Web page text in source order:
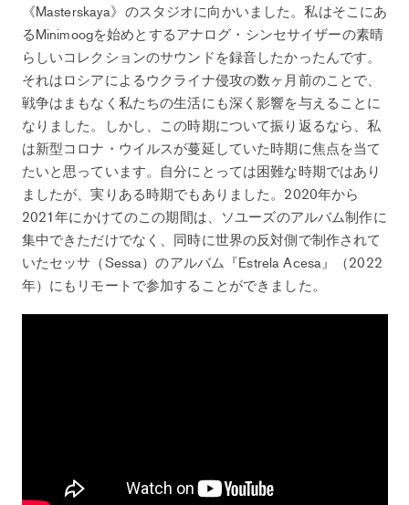
《Masterskaya》のスタジオに向かいました。私はそこにあ
るMinimoogを始めとするアナログ・シンセサイザーの素晴
らしいコレクションのサウンドを録音したかったんです。
それはロシアによるウクライナ侵攻の数ヶ月前のことで、
戦争はまもなく私たちの生活にも深く影響を与えることに
なりました。しかし、この時期について振り返るなら、私
は新型コロナ・ウイルスが蔓延していた時期に焦点を当て
たいと思っています。自分にとっては困難な時期ではあり
ましたが、実りある時期でもありました。2020年から
2021年にかけてのこの期間は、ソユーズのアルバム制作に
集中できただけでなく、同時に世界の反対側で制作されて
いたセッサ（Sessa）のアルバム『Estrela Acesa』（2022
年）にもリモートで参加することができました。